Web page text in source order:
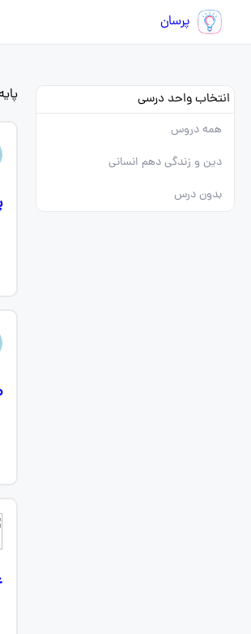
پرسان
انتخاب واحد درسی
همه دروس
دین و زندگی دهم انسانی
بدون درس